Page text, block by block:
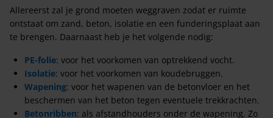
Allereerst zal je grond moeten weggraven zodat er ruimte
ontstaat om zand, beton, isolatie en een funderingsplaat aan
te brengen. Daarnaast heb je het volgende nodig:
PE-folie: voor het voorkomen van optrekkend vocht.
Isolatie: voor het voorkomen van koudebruggen.
Wapening: voor het wapenen van de betonvloer en het
beschermen van het beton tegen eventuele trekkrachten.
Betonribben: als afstandhouders onder de wapening. Zo